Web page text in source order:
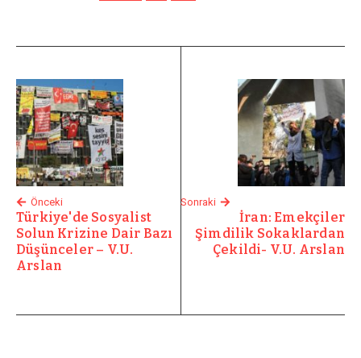
Önceki
Türkiye'de Sosyalist
Solun Krizine Dair Bazı
Düşünceler – V.U.
Arslan
Sonraki
İran: Emekçiler
Şimdilik Sokaklardan
Çekildi- V.U. Arslan